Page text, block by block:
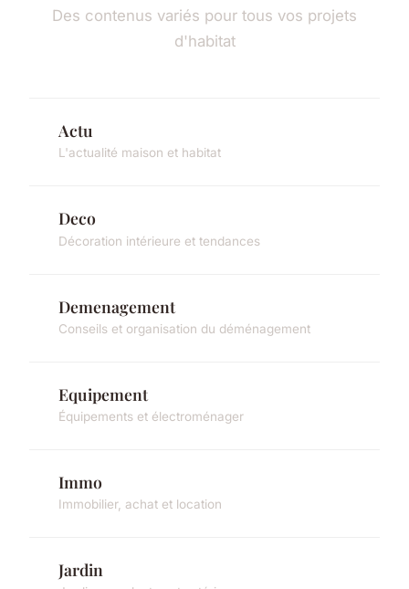
Des contenus variés pour tous vos projets
d'habitat
Actu
L'actualité maison et habitat
Deco
Décoration intérieure et tendances
Demenagement
Conseils et organisation du déménagement
Equipement
Équipements et électroménager
Immo
Immobilier, achat et location
Jardin